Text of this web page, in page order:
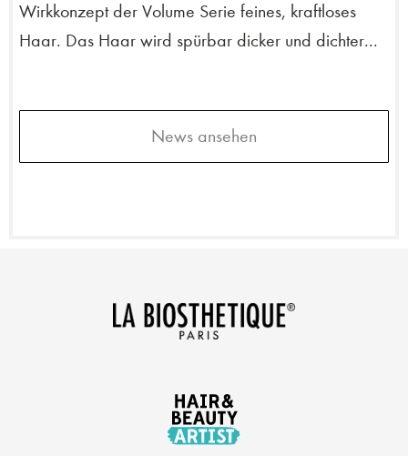
Wirkkonzept der Volume Serie feines, kraftloses
Haar. Das Haar wird spürbar dicker und dichter...
News ansehen